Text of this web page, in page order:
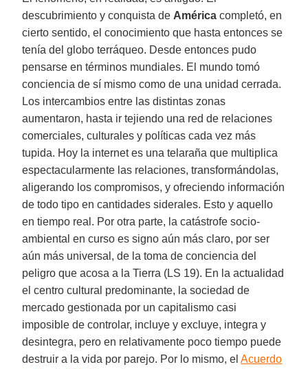
descubrimiento y conquista de América completó, en
cierto sentido, el conocimiento que hasta entonces se
tenía del globo terráqueo. Desde entonces pudo
pensarse en términos mundiales. El mundo tomó
conciencia de sí mismo como de una unidad cerrada.
Los intercambios entre las distintas zonas
aumentaron, hasta ir tejiendo una red de relaciones
comerciales, culturales y políticas cada vez más
tupida. Hoy la internet es una telaraña que multiplica
espectacularmente las relaciones, transformándolas,
aligerando los compromisos, y ofreciendo información
de todo tipo en cantidades siderales. Esto y aquello
en tiempo real. Por otra parte, la catástrofe socio-
ambiental en curso es signo aún más claro, por ser
aún más universal, de la toma de conciencia del
peligro que acosa a la Tierra (LS 19). En la actualidad
el centro cultural predominante, la sociedad de
mercado gestionada por un capitalismo casi
imposible de controlar, incluye y excluye, integra y
desintegra, pero en relativamente poco tiempo puede
destruir a la vida por parejo. Por lo mismo, elAcuerdo